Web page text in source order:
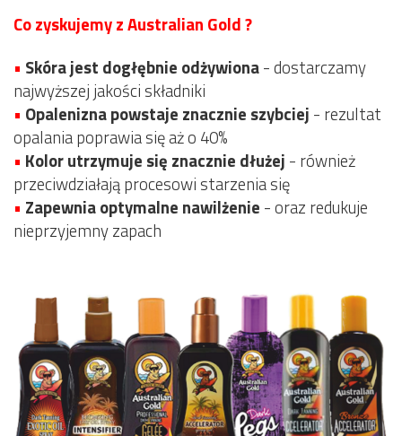
Co zyskujemy z Australian Gold ?
• Skóra jest dogłębnie odżywiona- dostarczamy
najwyższej jakości składniki
• Opalenizna powstaje znacznie szybciej - rezultat
opalania poprawia się aż o 40%
• Kolor utrzymuje się znacznie dłużej - również
przeciwdziałają procesowi starzenia się
• Zapewnia optymalne nawilżenie - oraz redukuje
nieprzyjemny zapach